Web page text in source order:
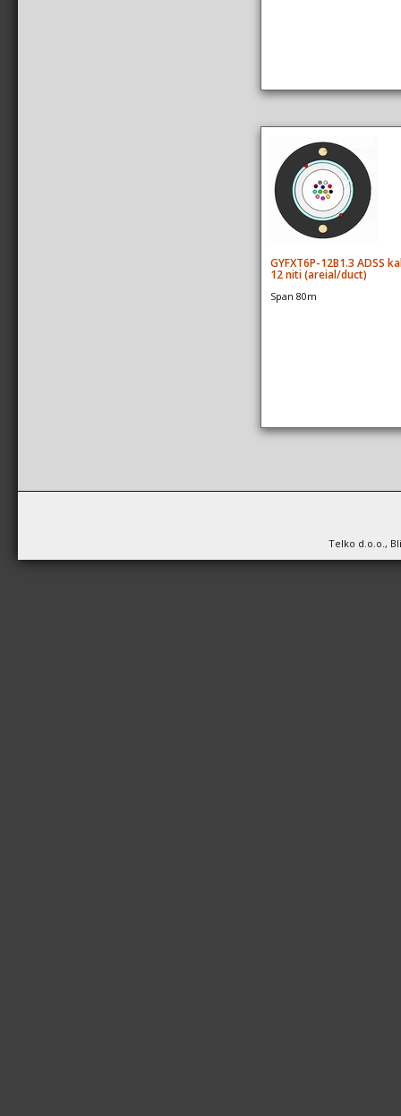
GYFXT6P-12B1.3 ADSS
12 niti (areial/duct)
Span 80m
Telko d.o.o.,